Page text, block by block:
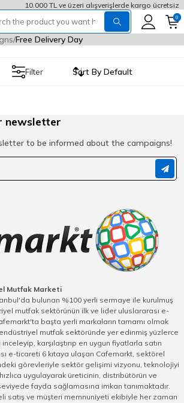
10.000 TL ve üzeri alışverişlerde kargo ücretsiz
0
Free Delivery Day
Filter
newsletter
to be informed about the campaigns!
Mutfak Marketi
bulunan %100 yerli sermaye ile kurulmuş
mutfak sektörünün ilk ve lider uluslararası e-
başta yerli markaların tamamı olmak
mutfak sektöründe yer edinmiş yüzlerce
karşılaştırıp en uygun fiyatlarla satın
e-ticareti 6 kıtaya ulaşan Cafemarkt, sektörel
görevleriyle sektör gelişimi vizyonu, teknolojiyi
uygulayarak üreticinin, distribütörün ve
fayda sağlamasına imkan tanımaktadır.
satış ve müşteri memnuniyeti ekibiyle her zaman